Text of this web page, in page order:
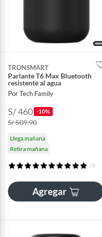
TRONSMART
Parlante T6 Max Bluetooth
resistente al agua
Por Tech Family
S/ 460 -10%
S/ 509.90
Llega mañana
Retira mañana
(1)
Agregar